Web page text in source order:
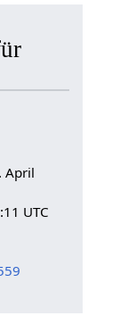
April
UTC